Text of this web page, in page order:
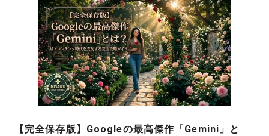
【完全保存版】Googleの最高傑作「Gemini」と